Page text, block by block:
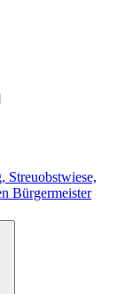
Streuobstwiese,
Bürgermeister